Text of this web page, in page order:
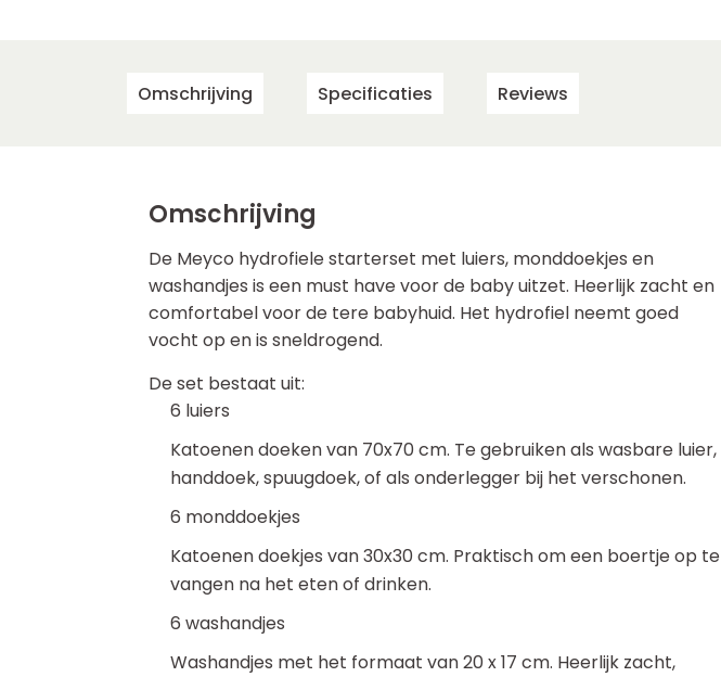
Omschrijving Specificaties Reviews
Omschrijving
De Meyco hydrofiele starterset met luiers, monddoekjes en
washandjes is een must have voor de baby uitzet. Heerlijk zacht en
comfortabel voor de tere babyhuid. Het hydrofiel neemt goed
vocht op en is sneldrogend.
De set bestaat uit:
6 luiers
Katoenen doeken van 70x70 cm. Te gebruiken als wasbare luier,
handdoek, spuugdoek, of als onderlegger bij het verschonen.
6 monddoekjes
Katoenen doekjes van 30x30 cm. Praktisch om een boertje op te
vangen na het eten of drinken.
6 washandjes
Washandjes met het formaat van 20 x 17 cm. Heerlijk zacht,